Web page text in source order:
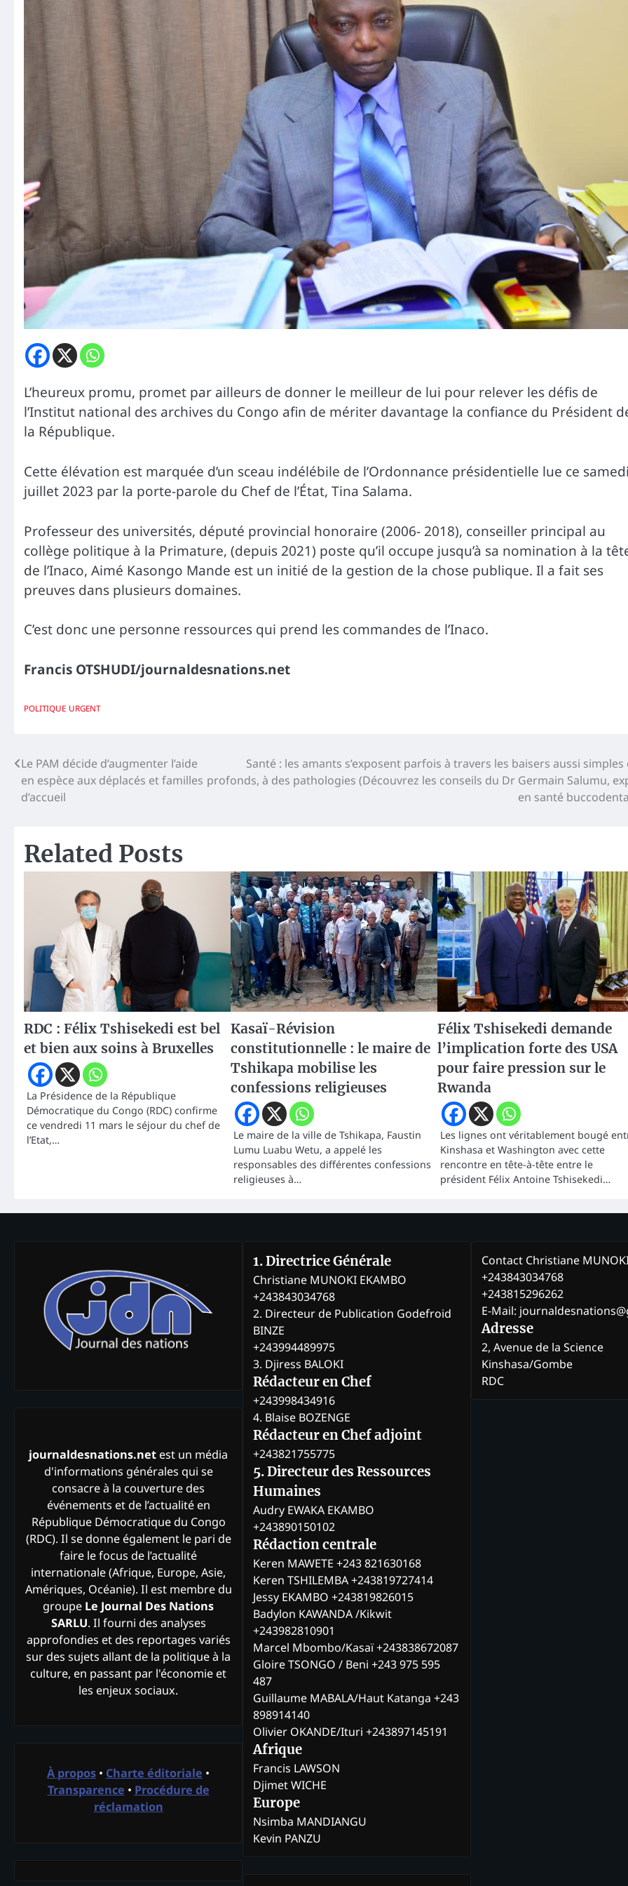
L’heureux promu, promet par ailleurs de donner le meilleur de lui pour relever les défis de
l’Institut national des archives du Congo afin de mériter davantage la confiance du Président
la République.
Cette élévation est marquée d’un sceau indélébile de l’Ordonnance présidentielle lue ce
juillet 2023 par la porte-parole du Chef de l’État, Tina Salama.
Professeur des universités, député provincial honoraire (2006- 2018), conseiller principal au
collège politique à la Primature, (depuis 2021) poste qu’il occupe jusqu’à sa nomination à la
de l’Inaco, Aimé Kasongo Mande est un initié de la gestion de la chose publique. Il a fait ses
preuves dans plusieurs domaines.
C’est donc une personne ressources qui prend les commandes de l’Inaco.
Francis OTSHUDI/journaldesnations.net
POLITIQUE URGENT
Navigation
de
Le PAM décide d’augmenter l’aide
en espèce aux déplacés et familles
d’accueil
Santé : les amants s’exposent parfois à travers les baisers aussi simples
profonds, à des pathologies (Découvrez les conseils du Dr Germain Salumu,
en santé
Related Posts
RDC : Félix Tshisekedi est bel
et bien aux soins à Bruxelles
La Présidence de la République
Démocratique du Congo (RDC) confirme
ce vendredi 11 mars le séjour du chef de
l’Etat,…
Kasaï-Révision
constitutionnelle : le maire de
Tshikapa mobilise les
confessions religieuses
Le maire de la ville de Tshikapa, Faustin
Lumu Luabu Wetu, a appelé les
responsables des différentes confessions
religieuses à…
Félix Tshisekedi demande
l’implication forte des USA
pour faire pression sur le
Rwanda
Les lignes ont véritablement bougé
Kinshasa et Washington avec cette
rencontre en tête-à-tête entre le
président Félix Antoine Tshisekedi…
journaldesnations.net est un média
d'informations générales qui se
consacre à la couverture des
événements et de l’actualité en
République Démocratique du Congo
(RDC). Il se donne également le pari de
faire le focus de l’actualité
internationale (Afrique, Europe, Asie,
Amériques, Océanie). Il est membre du
groupe Le Journal Des Nations
SARLU. Il fourni des analyses
approfondies et des reportages variés
sur des sujets allant de la politique à la
culture, en passant par l'économie et
les enjeux sociaux.
À propos • Charte éditoriale •
Transparence • Procédure de
réclamation
1. Directrice Générale
Christiane MUNOKI EKAMBO
+243843034768
2. Directeur de Publication Godefroid
BINZE
+243994489975
3. Djiress BALOKI
Rédacteur en Chef
+243998434916
4. Blaise BOZENGE
Rédacteur en Chef adjoint
+243821755775
5. Directeur des Ressources
Humaines
Audry EWAKA EKAMBO
+243890150102
Rédaction centrale
Keren MAWETE +243 821630168
Keren TSHILEMBA +243819727414
Jessy EKAMBO +243819826015
Badylon KAWANDA /Kikwit
+243982810901
Marcel Mbombo/Kasaï +243838672087
Gloire TSONGO / Beni +243 975 595
487
Guillaume MABALA/Haut Katanga +243
898914140
Olivier OKANDE/Ituri +243897145191
Afrique
Francis LAWSON
Djimet WICHE
Europe
Nsimba MANDIANGU
Kevin PANZU
Contact Christiane
+243843034768
+243815296262
E-Mail:
Adresse
2, Avenue de la Science
Kinshasa/Gombe
RDC